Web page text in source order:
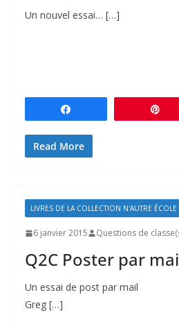
Un nouvel essai… […]
Read More
LIVRES DE LA COLLECTION N'AUTRE ÉCOLE
6 janvier 2015 Questions de
Q2C Poster par
Un essai de post par mail
Greg […]